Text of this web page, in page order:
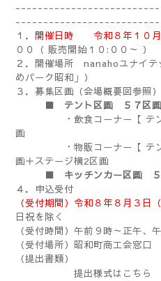
１． 開催日時 令和８年１０
００（ 販売開始１０:００～ ）
２．開催場所 nanahoユナイテ
めパーク昭和」）
３．募集区画（会場概要図参照）
■ テント区画 ５７区画
・飲食コーナー【 テン
画
・物販コーナー【 テン
画＋ステージ横2区画
■ キッチンカー区画 ５
４．申込受付
（受付期間）令和８年８月３日
日祝を除く
（受付時間）午前９時～正午、
（受付場所）昭和町商工会窓口
（提出書類）
提出様式はこち